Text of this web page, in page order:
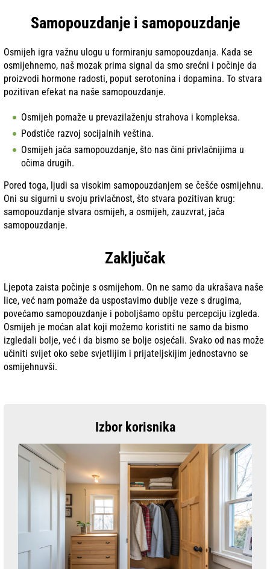
Samopouzdanje i samopouzdanje
Osmijeh igra važnu ulogu u formiranju samopouzdanja. Kada se
osmijehnemo, naš mozak prima signal da smo srećni i počinje da
proizvodi hormone radosti, poput serotonina i dopamina. To stvara
pozitivan efekat na naše samopouzdanje.
Osmijeh pomaže u prevazilaženju strahova i kompleksa.
Podstiče razvoj socijalnih veština.
Osmijeh jača samopouzdanje, što nas čini privlačnijima u
očima drugih.
Pored toga, ljudi sa visokim samopouzdanjem se češće osmijehnu.
Oni su sigurni u svoju privlačnost, što stvara pozitivan krug:
samopouzdanje stvara osmijeh, a osmijeh, zauzvrat, jača
samopouzdanje.
Zaključak
Ljepota zaista počinje s osmijehom. On ne samo da ukrašava naše
lice, već nam pomaže da uspostavimo dublje veze s drugima,
povećamo samopouzdanje i poboljšamo opštu percepciju izgleda.
Osmijeh je moćan alat koji možemo koristiti ne samo da bismo
izgledali bolje, već i da bismo se bolje osjećali. Svako od nas može
učiniti svijet oko sebe svjetlijim i prijateljskijim jednostavno se
osmijehnuvši.
Izbor korisnika